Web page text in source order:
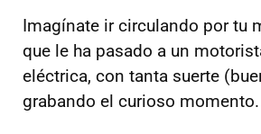
Imagínate ir circulando por tu
que le ha pasado a un
eléctrica, con tanta suerte
grabando el curioso momento.